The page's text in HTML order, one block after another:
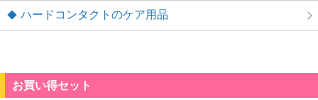
ハードコンタクトのケア用品
お買い得セット